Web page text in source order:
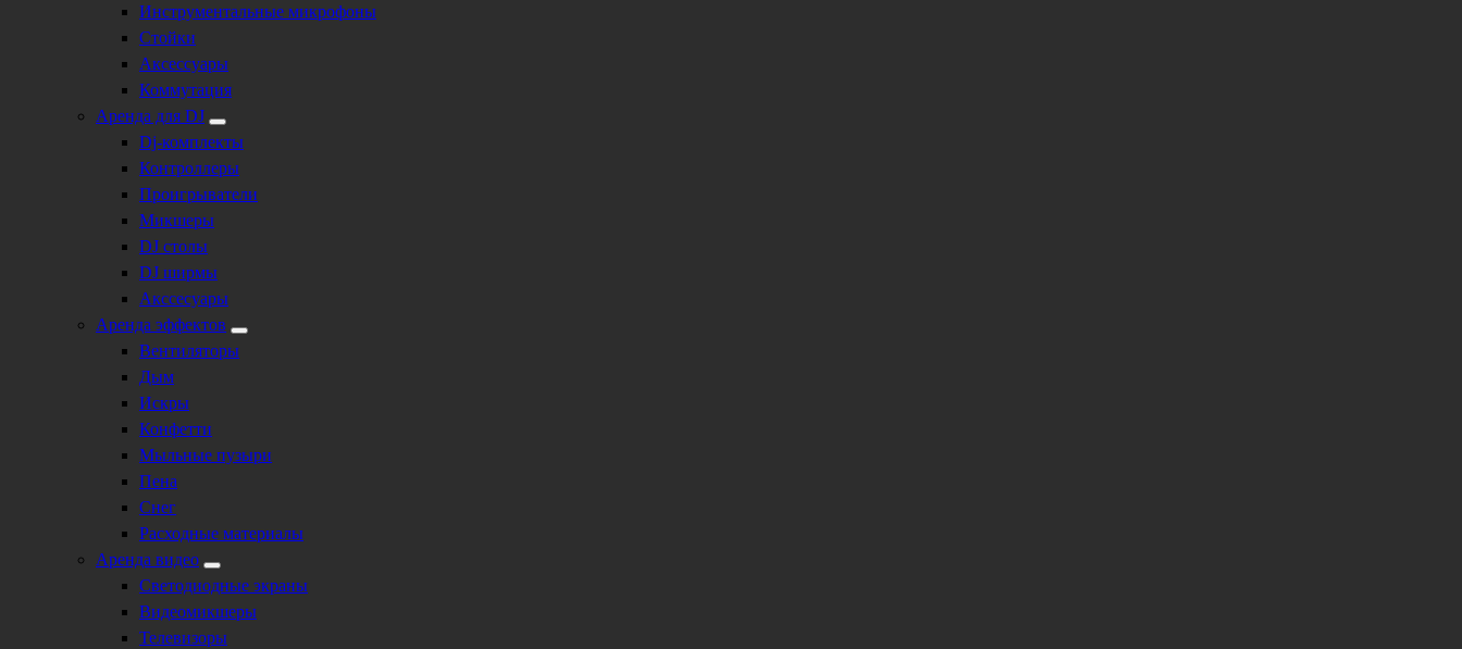
Инструментальные микрофоны
Стойки
Аксессуары
Коммутация
Аренда для DJ
Dj-комплекты
Контроллеры
Проигрыватели
Микшеры
DJ столы
DJ ширмы
Акссесуары
Аренда эффектов
Вентиляторы
Дым
Искры
Конфетти
Мыльные пузыри
Пена
Снег
Расходные материалы
Аренда видео
Светодиодные экраны
Видеомикшеры
Телевизоры